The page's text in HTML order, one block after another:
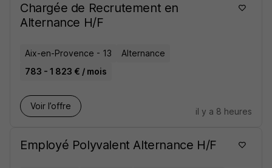
Chargée de Recrutement en
Alternance H/F
Aix-en-Provence - 13
Alternance
783 - 1 823 € / mois
Voir l’offre
il y a 8 heures
Employé Polyvalent Alternance H/F